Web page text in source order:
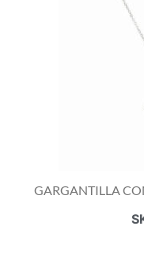
GARGANTILLA